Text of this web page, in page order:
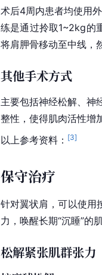
术后4周内患者均使用
练是通过拎取1~2kg的
将肩胛骨移动至中线，
其他手术方式
主要包括神经松解、神
整性，使得肌肉活性增
以上参考资料： [3]
保守治疗
针对翼状肩，可以使用
力，唤醒长期“沉睡”的
松解紧张肌群张力